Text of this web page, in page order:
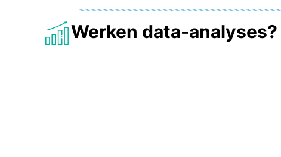
Werken data-analyses?